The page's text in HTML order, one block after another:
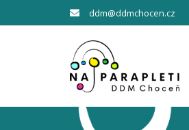
ddm@ddmchocen.cz